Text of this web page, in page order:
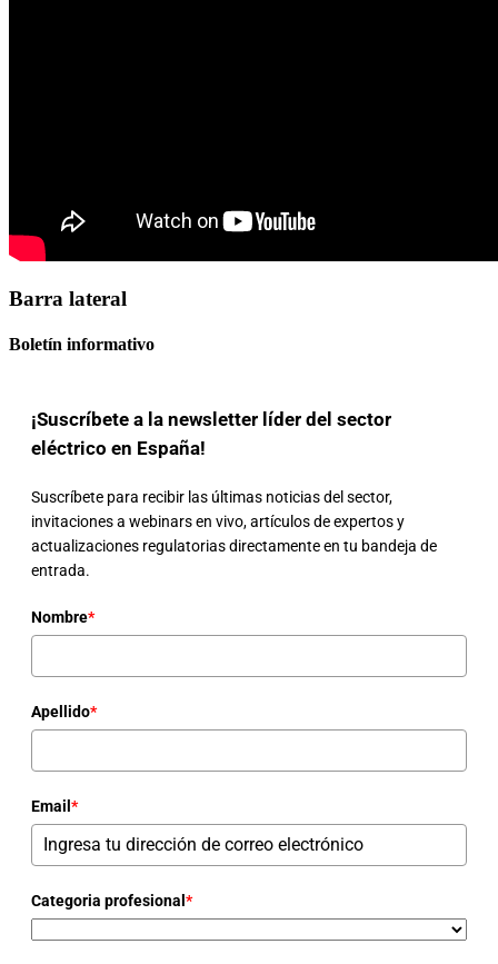
Barra lateral
Boletín informativo
¡Suscríbete a la newsletter líder del sector
eléctrico en España!
Suscríbete para recibir las últimas noticias del sector,
invitaciones a webinars en vivo, artículos de expertos y
actualizaciones regulatorias directamente en tu bandeja de
entrada.
Nombre*
Apellido*
Email *
Categoria profesional *